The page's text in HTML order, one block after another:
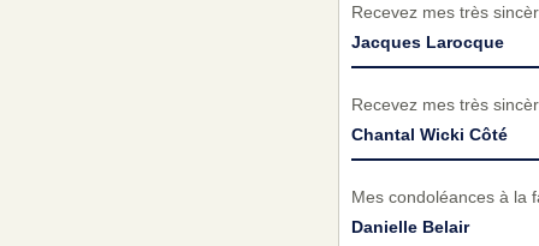
Recevez mes très
Jacques Larocque
Recevez mes très
Chantal Wicki Côté
Mes condoléances à la
Danielle Belair